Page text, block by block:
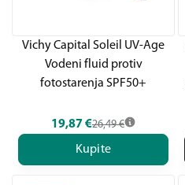
Vichy Capital Soleil UV-Age
Vodeni fluid protiv
fotostarenja SPF50+
19,87 €26,49 €
Kupite